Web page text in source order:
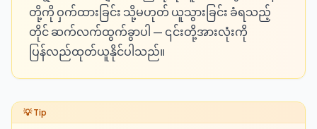
တို့ကို ဝှက်ထားခြင်း သို့မဟုတ် ယူသွားခြင်း ခံရသည့်
တိုင် ဆက်လက်ထွက်ခွာပါ — ၎င်းတို့အားလုံးကို
ပြန်လည်ထုတ်ယူနိုင်ပါသည်။